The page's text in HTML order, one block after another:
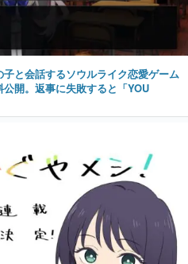
子と会話するソウルライク恋愛ゲーム
公開。返事に失敗すると「YOU